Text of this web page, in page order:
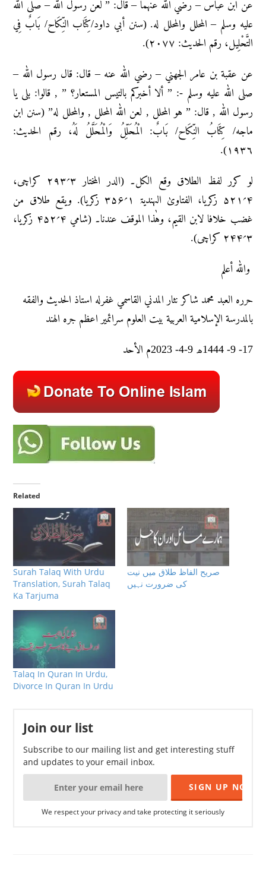
عن ابن عباس – رضي الله عنهما – قال: ” لعن رسول الله – صلى الله
عليه وسلم – المحلل والمحلل له. (سنن أبي داود/كِتَاب النِّكَاح/ بَابٌ فِي
التَّحْلِيل، رقم الحديث: ٢٠٧٧).
عن عقبة بن عامر الجهني – رضي الله عنه – قال: قال رسول الله –
صلى الله عليه وسلم -: ” ألا أخبركم بالتيس المستعار؟ ” , قالوا: بلى يا
رسول الله , قال: ” هو المحلل , لعن الله المحلل , والمحلل له” (سنن ابن
ماجه/ كِتَابُ النِّكَاح/ بَابٌ: الْمُحَلِّلُ وَالْمُحَلَّلُ لَهُ، رقم الحديث:
١٩٣٦).
لو کرر لفظ الطلاق وقع الکل۔ (الدر المختار ۳؍۲۹۳ کراچی،
۴؍۵۲۱ زکریا، الفتاویٰ الہندیۃ ۱؍۳۵۶ زکریا). ویقع طلاق من
غضب خلافا لابن القیم، وہٰذا الموقف عندنا۔ (شامي ۴؍۴۵۲ زکریا،
۳؍۲۴۴ کراچی).
والله أعلم
حرره العبد محمد شاکر نثار المدني القاسمي غفرله استاذ الحديث والفقه
بالمدرسة الإسلامية العربية بيت العلوم سرائمير اعظم جره الهند
17- 9- 1444ھ 9-4- 2023م الأحد
Related
Surah Talaq With Urdu
Translation, Surah Talaq
Ka Tarjuma
صریح الفاظ طلاق میں نیت
کی ضرورت نہیں
Talaq In Quran In Urdu,
Divorce In Quran In Urdu
Join our list
Subscribe to our mailing list and get interesting stuff
and updates to your email inbox.
We respect your privacy and take protecting it seriously